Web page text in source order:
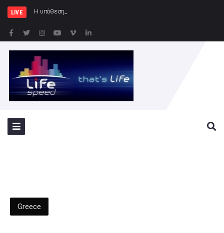
LIVE Η υπόθεση εξαφάνισης και ανεύρεσης νε
Greece